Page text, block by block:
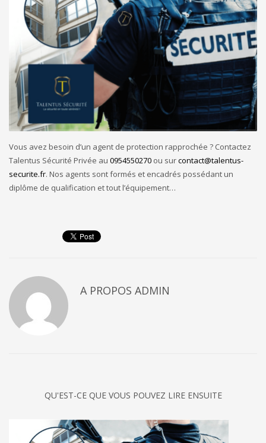
Vous avez besoin d’un agent de protection rapprochée ? Contactez
Talentus Sécurité Privée au 0954550270 ou surcontact@talentus-
securite.fr. Nos agents sont formés et encadrés possédant un
diplôme de qualification et tout l’équipement…
A PROPOS ADMIN
QU'EST-CE QUE VOUS POUVEZ LIRE ENSUITE